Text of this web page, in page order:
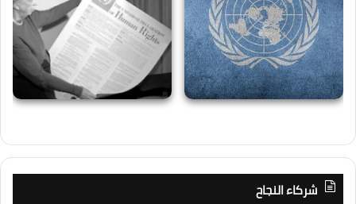
شركاء النجاح